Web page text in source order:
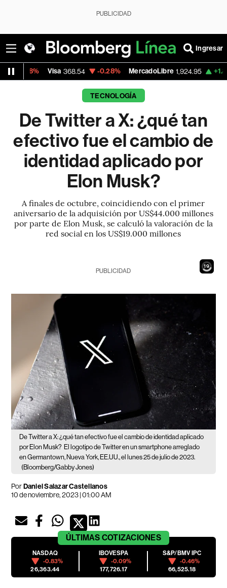
PUBLICIDAD
Ingresar
368.54 -0.28% MercadoLibre 1,924.95 +1.85% Banco
TECNOLOGÍA
De Twitter a X: ¿qué tan
efectivo fue el cambio de
identidad aplicado por
Elon Musk?
A finales de octubre, coincidiendo con el primer
aniversario de la adquisición por US$44.000 millones
por parte de Elon Musk, se calculó la valoración de la
red social en los US$19.000 millones
17
PUBLICIDAD
De Twitter a X: ¿qué tan efectivo fue el cambio de identidad aplicado
por Elon Musk? El logotipo de Twitter en un smartphone arreglado
en Germantown, Nueva York, EE.UU., el lunes 25 de julio de 2023.
(Bloomberg/Gabby Jones)
PorDaniel Salazar Castellanos
10 de noviembre, 2023 | 01:00 AM
ÚLTIMAS COTIZACIONES
NASDAQ
-0.83%
26,363.44
IBOVESPA
-0.09%
177,726.17
S&P/BMV IPC
-0.46%
66,525.18